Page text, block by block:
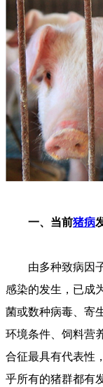
一、当前猪病
由多种致病因子
感染的发生，已成
菌或数种病毒、寄
环境条件、饲料营
合征最具有代表性
乎所有的猪群都有